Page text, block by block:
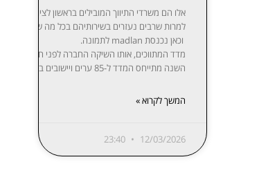
למרות שרבים נעזרים בשירותיהם בכל מה שקשור
וכאן נכנסת madlan לתמונה.
השנה מתייחס המדד ל-85 ערים ויישובים בפריסה נרחבת: ת”א-יפו, חיפה והקריות, ירושלים, רעננה, חולון-בת ים, ראשון לציון, באר שבע, נתניה, הרצליה, פתח תקווה-רמת גן, אזור השומרון, חדרה והסביבה, עמק יזרעאל, עוטף עזה ועוד. המידע מפורסם בשקיפות באתר מדלן וזמין בחינם לכל המעוניין.
המשך לקרוא »
12/03/2026